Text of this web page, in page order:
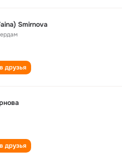
Smirnova
друзья
друзья